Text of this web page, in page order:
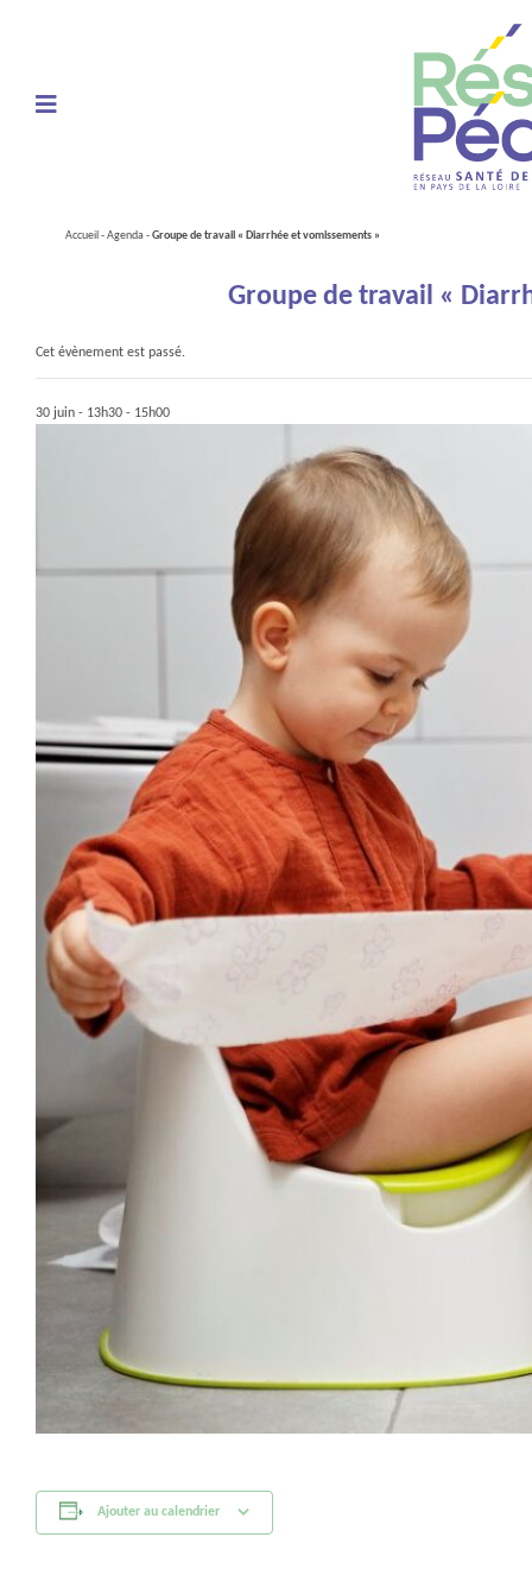
Ouvrir le menu de navigation mobile
Accueil - Agenda - Groupe de travail « Diarrhée et vomissements »
Groupe de travail «
Cet évènement est passé.
30 juin - 13h30 - 15h00
Ajouter au calendrier